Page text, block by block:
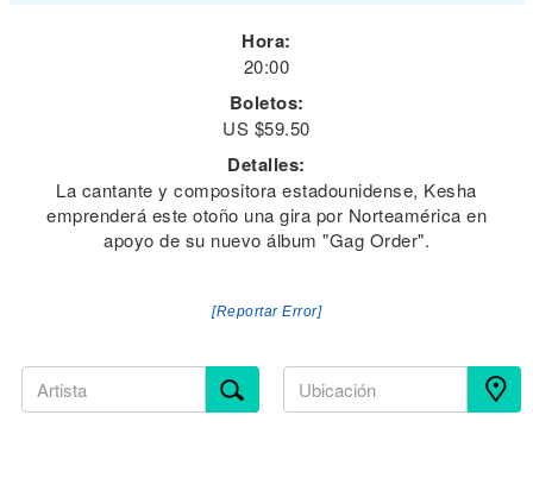
Hora:
20:00
Boletos:
US $59.50
Detalles:
La cantante y compositora estadounidense, Kesha
emprenderá este otoño una gira por Norteamérica en
apoyo de su nuevo álbum "Gag Order".
[Reportar Error]